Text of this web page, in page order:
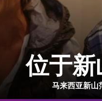
位于
马来西亚新山